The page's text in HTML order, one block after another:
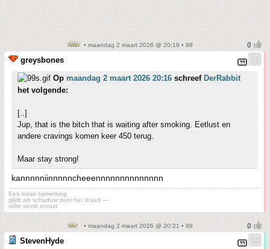
• maandag 2 maart 2026 @ 20:19 • 98
greysbones
Op maandag 2 maart 2026 20:16 schreef DerRabbit
het volgende:
[..]
Jup, that is the bitch that is waiting after smoking. Eetlust en
andere cravings komen keer 450 terug.
Maar stay strong!
kannnnniinnnnncheeennnnnnnnnnnnnn
Een losse opmerking
glijdt als schaduw door het draad —
stilte wordt onrust
• maandag 2 maart 2026 @ 20:21 • 99
StevenHyde